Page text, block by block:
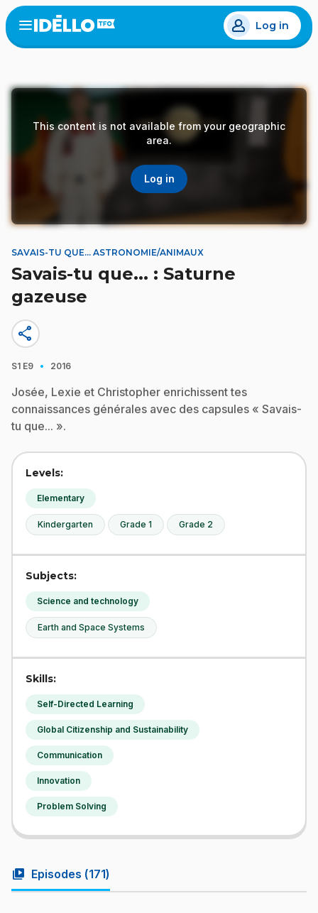
Skip
to
main
Open
menu
Log in
This content is not available from your geographic
area.
Log in
SAVAIS-TU QUE... ASTRONOMIE/ANIMAUX
Savais-tu que... : Saturne
gazeuse
share
S1 E9 · 2016
Josée, Lexie et Christopher enrichissent tes
connaissances générales avec des capsules « Savais-
tu que... ».
Levels:
Elementary
Kindergarten Grade 1 Grade 2
Subjects:
Science and technology
Earth and Space Systems
Skills:
Self-Directed Learning
Global Citizenship and Sustainability
Communication
Innovation
Problem Solving
video_library Episodes (171)